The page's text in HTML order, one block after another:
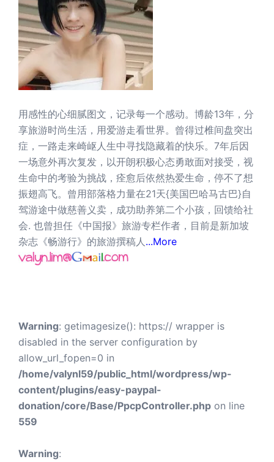
用感性的心细腻图文，记录每一个感动。博龄13年，分
享旅游时尚生活，用爱游走看世界。曾得过椎间盘突出
症，一路走来崎岖人生中寻找隐藏着的快乐。7年后因
一场意外再次复发，以开朗积极心态勇敢面对接受，视
生命中的考验为挑战，痊愈后依然热爱生命，停不了想
振翅高飞。曾用部落格力量在21天{美国巴哈马古巴}自
驾游途中做慈善义卖，成功助养第二个小孩，回馈给社
会. 也曾担任《中国报》旅游专栏作者，目前是新加坡
杂志《畅游行》的旅游撰稿人 ...More
Warning: getimagesize(): https:// wrapper is
disabled in the server configuration by
allow_url_fopen=0 in
/home/valynl59/public_html/wordpress/wp-
content/plugins/easy-paypal-
donation/core/Base/PpcpController.php on line
559
Warning: